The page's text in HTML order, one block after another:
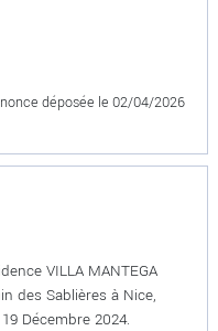
déposée le 02/04/2026
VILLA MANTEGA
des Sablières à Nice,
Décembre 2024.